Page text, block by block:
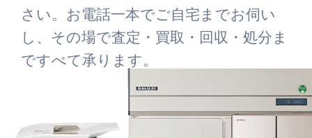
さい。お電話一本でご自宅までお伺い
し、その場で査定・買取・回収・処分ま
ですべて承ります。